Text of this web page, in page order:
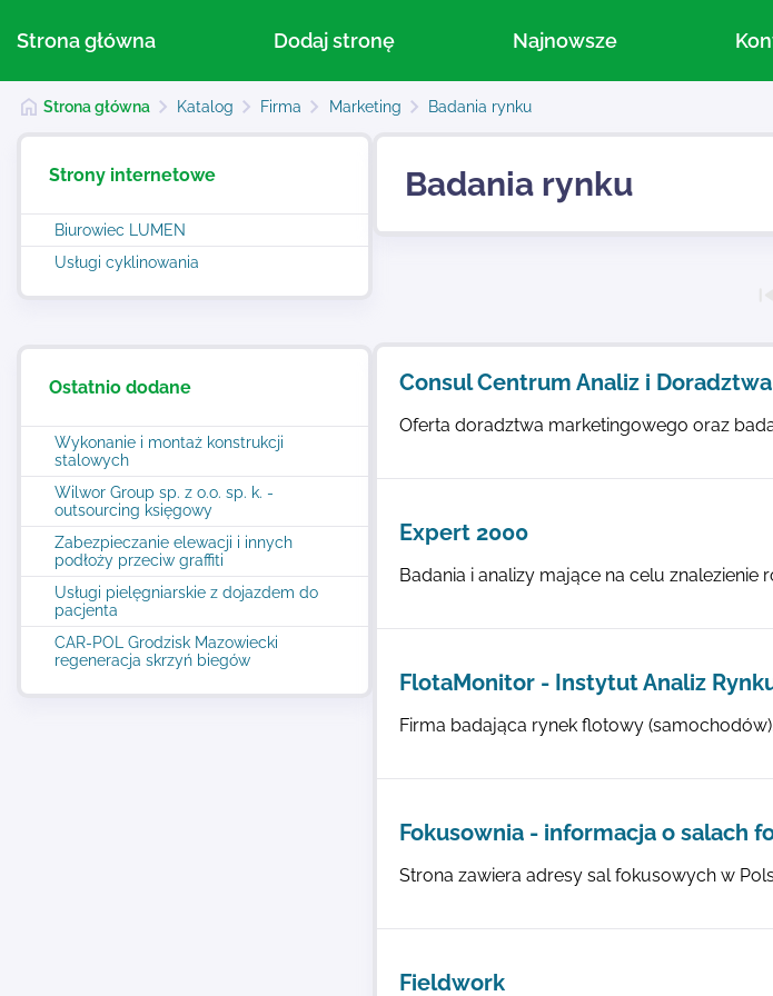
Strona główna Dodaj stronę Najnowsze
Strona główna Katalog Firma Marketing Badania rynku
Strony internetowe
Biurowiec LUMEN
Usługi cyklinowania
Ostatnio dodane
Wykonanie i montaż konstrukcji
stalowych
Wilwor Group sp. z o.o. sp. k. -
outsourcing księgowy
Zabezpieczanie elewacji i innych
podłoży przeciw graffiti
Usługi pielęgniarskie z dojazdem do
pacjenta
CAR-POL Grodzisk Mazowiecki
regeneracja skrzyń biegów
Badania rynku
Consul Centrum Analiz i Doradztwa
Oferta doradztwa marketingowego oraz
Expert 2000
Badania i analizy mające na celu
FlotaMonitor - Instytut Analiz
Firma badająca rynek flotowy
Fokusownia - informacja o salach
Strona zawiera adresy sal fokusowych w
Fieldwork